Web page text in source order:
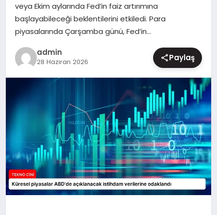
veya Ekim aylarında Fed’in faiz artırımına
başlayabileceği beklentilerini etkiledi. Para
piyasalarında Çarşamba günü, Fed’in…
admin
28 Haziran 2026 Paylaş